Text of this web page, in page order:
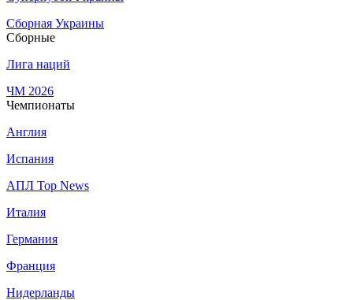
Сборная Украины
Сборные
Лига наций
ЧМ 2026
Чемпионаты
Англия
Испания
АПЛ Top News
Италия
Германия
Франция
Нидерланды